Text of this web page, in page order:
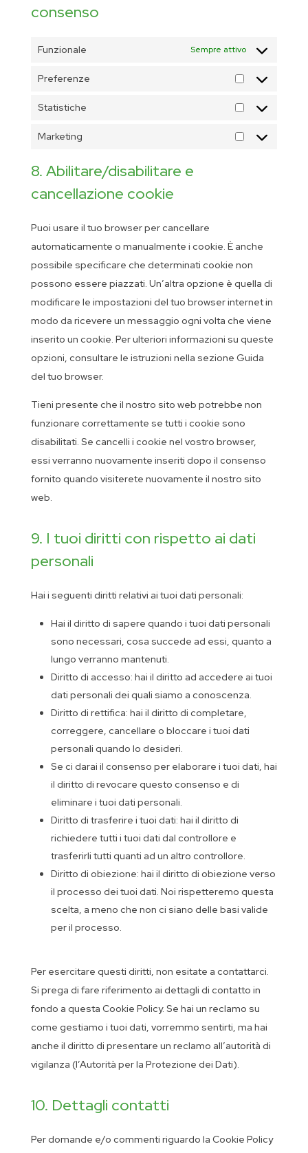
consenso
Funzionale Sempre attivo
Preferenze
Preferenze
Statistiche
Statistiche
Marketing
Marketing
8. Abilitare/disabilitare e
cancellazione cookie
Puoi usare il tuo browser per cancellare
automaticamente o manualmente i cookie. È anche
possibile specificare che determinati cookie non
possono essere piazzati. Un’altra opzione è quella di
modificare le impostazioni del tuo browser internet in
modo da ricevere un messaggio ogni volta che viene
inserito un cookie. Per ulteriori informazioni su queste
opzioni, consultare le istruzioni nella sezione Guida
del tuo browser.
Tieni presente che il nostro sito web potrebbe non
funzionare correttamente se tutti i cookie sono
disabilitati. Se cancelli i cookie nel vostro browser,
essi verranno nuovamente inseriti dopo il consenso
fornito quando visiterete nuovamente il nostro sito
web.
9. I tuoi diritti con rispetto ai dati
personali
Hai i seguenti diritti relativi ai tuoi dati personali:
Hai il diritto di sapere quando i tuoi dati personali
sono necessari, cosa succede ad essi, quanto a
lungo verranno mantenuti.
Diritto di accesso: hai il diritto ad accedere ai tuoi
dati personali dei quali siamo a conoscenza.
Diritto di rettifica: hai il diritto di completare,
correggere, cancellare o bloccare i tuoi dati
personali quando lo desideri.
Se ci darai il consenso per elaborare i tuoi dati, hai
il diritto di revocare questo consenso e di
eliminare i tuoi dati personali.
Diritto di trasferire i tuoi dati: hai il diritto di
richiedere tutti i tuoi dati dal controllore e
trasferirli tutti quanti ad un altro controllore.
Diritto di obiezione: hai il diritto di obiezione verso
il processo dei tuoi dati. Noi rispetteremo questa
scelta, a meno che non ci siano delle basi valide
per il processo.
Per esercitare questi diritti, non esitate a contattarci.
Si prega di fare riferimento ai dettagli di contatto in
fondo a questa Cookie Policy. Se hai un reclamo su
come gestiamo i tuoi dati, vorremmo sentirti, ma hai
anche il diritto di presentare un reclamo all’autorità di
vigilanza (l’Autorità per la Protezione dei Dati).
10. Dettagli contatti
Per domande e/o commenti riguardo la Cookie Policy